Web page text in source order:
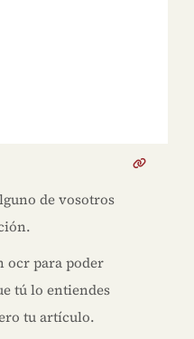
de vosotros
ocr para poder
tú lo entiendes
tu artículo.